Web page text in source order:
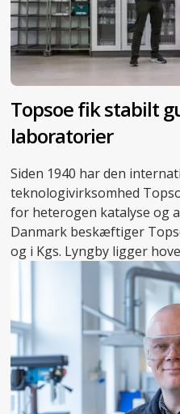
Topsoe fik stabilt
laboratorier
Siden 1940 har den
teknologivirksomhed
for heterogen katalyse og
Danmark beskæftiger
og i Kgs. Lyngby ligger
adskillige laboratorier, der
virksomhedens